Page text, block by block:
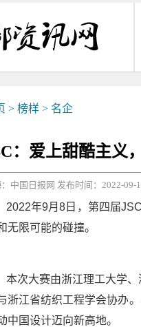
> 榜样 > 名企
：爱上甜酷主义
中国日报网 发布时间：2022-09-
2022年9月8日，第四届
无限可能的碰撞。
本次大赛由浙江理工大学
浙江省纺织工程学会协办
中国设计迈向新高地。